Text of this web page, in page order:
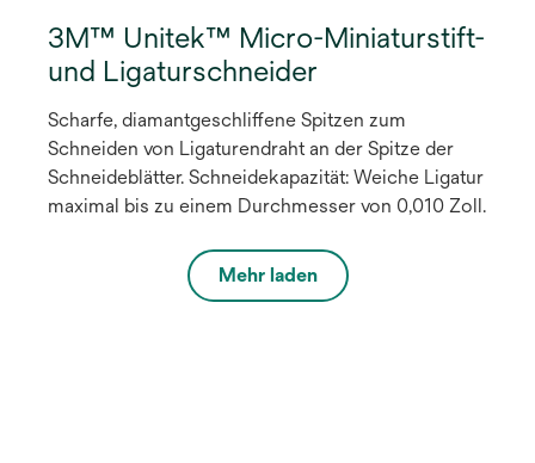
3M™ Unitek™ Micro-Miniaturstift-
und Ligaturschneider
Scharfe, diamantgeschliffene Spitzen zum
Schneiden von Ligaturendraht an der Spitze der
Schneideblätter. Schneidekapazität: Weiche Ligatur
maximal bis zu einem Durchmesser von 0,010 Zoll.
Mehr laden